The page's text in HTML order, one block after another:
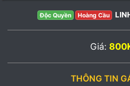
Độc Quyền Hoàng Cầu
Giá:
THÔNG TIN